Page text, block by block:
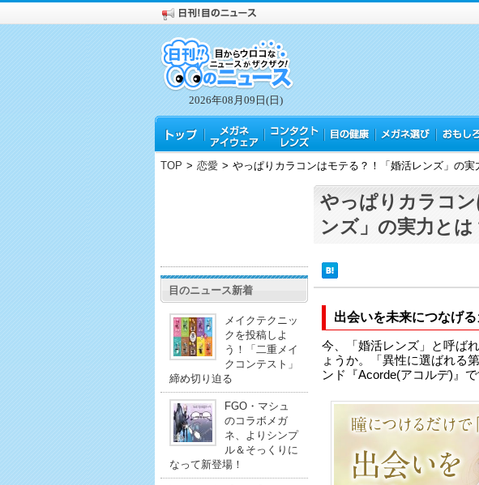
2026年08月09日(日)
TOP > 恋愛 > やっぱりカラコンはモテる？！「婚活レンズ」の実
目のニュース新着
メイクテクニッ
クを投稿しよ
う！「二重メイ
クコンテスト」
締め切り迫る
FGO・マシュ
のコラボメガ
ネ、よりシンプ
ル＆そっくりに
なって新登場！
やっぱりカラコ
ンズ」の実力とは
出会いを未来につなげ
今、「婚活レンズ」と呼ば
ょうか。「異性に選ばれる
ンド『Acorde(アコルデ)』で